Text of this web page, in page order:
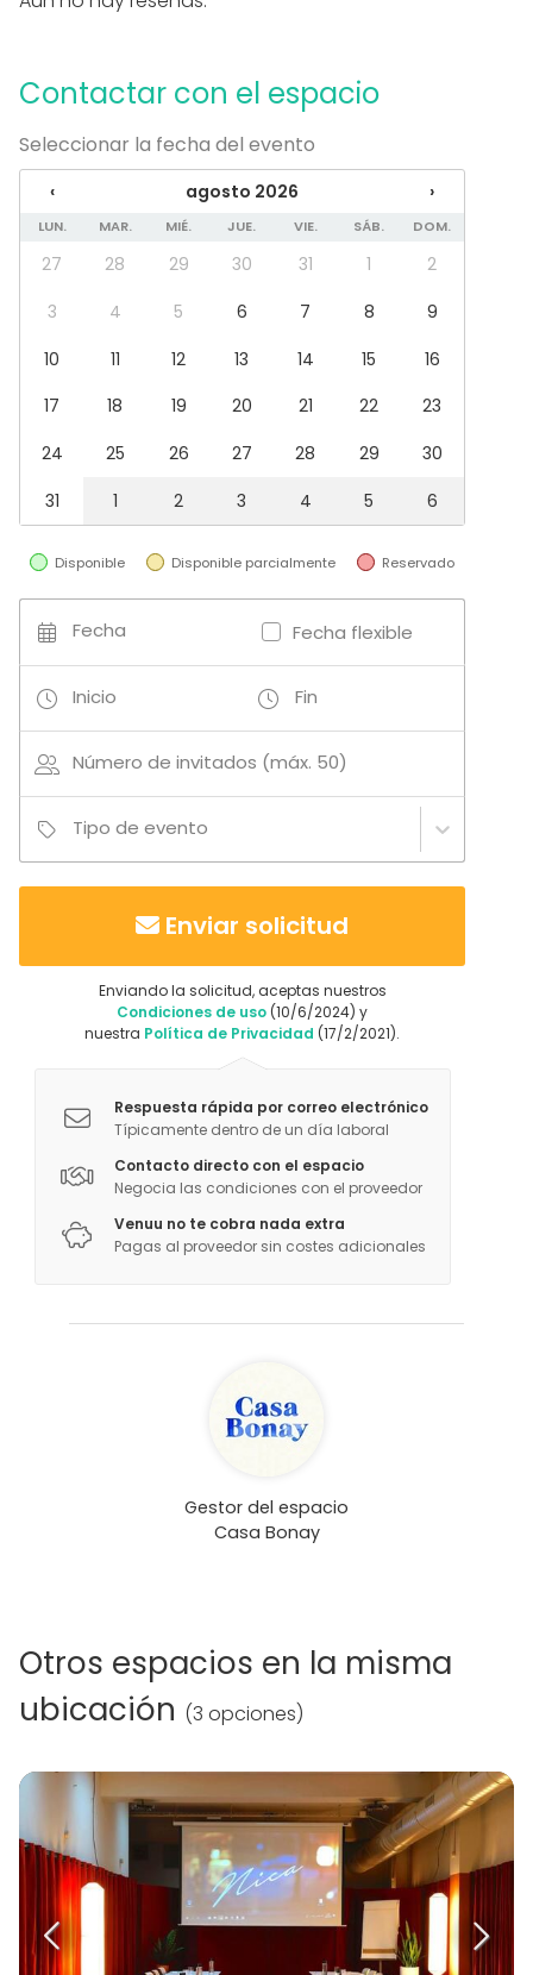
Fiesta
Boda
Reunión / Workshop
Conferencia / Formación
Fiesta infantil
Celebración familiar
Hotel
Azotea / Rooftop
Espacio al aire libre
Jardín / Patio
Espacio creativo
Terraza
Actividades
Actividades al aire libre
Contactar con el espacio
Seleccionar la fecha del evento
‹ agosto 2026 ›
LUN. MAR. MIÉ. JUE. VIE. SÁB. DOM.
27 28 29 30 31 1
2
3
4 5 6 7 8
9
10
11 12 13 14 15
16
17
18 19 20 21 22
23
24
25 26 27 28 29
30
31
1 2 3 4 5 6
Disponible Disponible parcialmente Reservado
Fecha Fecha flexible
Inicio Fin
Número de invitados (máx. 50)
Tipo de evento
Enviar solicitud
Enviando la solicitud, aceptas nuestros
Condiciones de uso (10/6/2024) y
nuestra Política de Privacidad (17/2/2021).
Respuesta rápida por correo electrónico
Típicamente dentro de un día laboral
Contacto directo con el espacio
Negocia las condiciones con el proveedor
Venuu no te cobra nada extra
Pagas al proveedor sin costes adicionales
Gestor del espacio
Casa Bonay
Otros espacios en la misma
ubicación (3 opciones)